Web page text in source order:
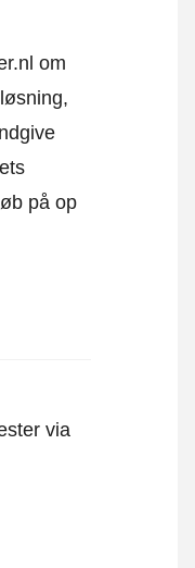
om
på op
via